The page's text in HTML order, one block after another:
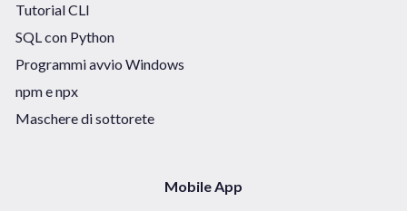
Tutorial CLI
SQL con Python
Programmi avvio Windows
npm e npx
Maschere di sottorete
Mobile App